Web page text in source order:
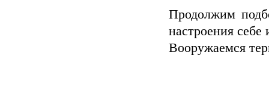
Продолжим
настроения
Вооружаемся